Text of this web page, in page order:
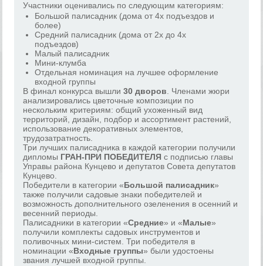
Участники оценивались по следующим категориям:
Большой палисадник (дома от 4х подъездов и
более)
Средний палисадник (дома от 2х до 4х
подъездов)
Малый палисадник
Мини-клумба
Отдельная номинация на лучшее оформление
входной группы
В финал конкурса вышли30 дворов. Членами жюри
анализировались цветочные композиции по
нескольким критериям: общий ухоженный вид
территорий, дизайн, подбор и ассортимент растений,
использование декоративных элементов,
трудозатратность.
Три лучших палисадника в каждой категории получили
дипломы ГРАН-ПРИ ПОБЕДИТЕЛЯ с подписью главы
Управы района Кунцево и депутатов Совета депутатов
Кунцево.
Победители в категории «Большой палисадник»
также получили садовые знаки победителей и
возможность дополнительного озеленения в осенний и
весенний периоды.
Палисадники в категории «Средние» и «Малые»
получили комплекты садовых инструментов и
поливочных мини-систем. Три победителя в
номинации «Входные группы» были удостоены
звания лучшей входной группы.